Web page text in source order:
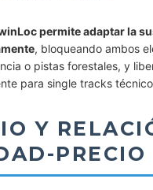
permite adaptar la
, bloqueando ambos
o pistas forestales, y
para single tracks
Y
PRECIO